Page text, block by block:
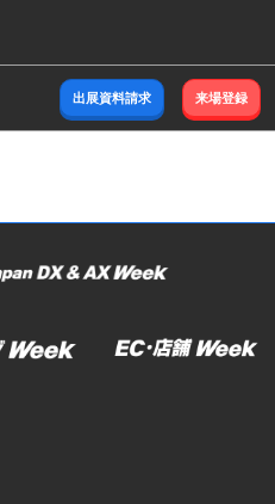
出展資料請求 来場登録